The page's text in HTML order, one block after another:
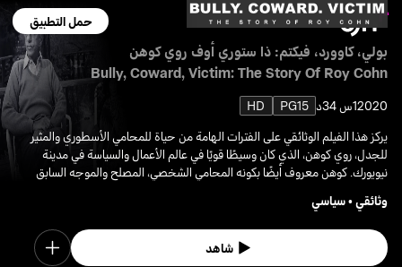
حمل التطبيق
بولي، كاوورد، فيكتم: ذا ستوري أوف روي كوهن
Bully, Coward, Victim: The Story Of Roy Cohn
20201س 34د PG15
HD
يركز هذا الفيلم الوثائقي على الفترات الهامة من حياة للمحامي الأسطوري والمثير
للجدل، روي كوهن، الذي كان وسيطًا قويًا في عالم الأعمال والسياسة في مدينة
نيويورك. كوهن معروف أيضًا بكونه المحامي الشخصي، المصلح والموجه السابق
وثائقي•سياسي
شاهد